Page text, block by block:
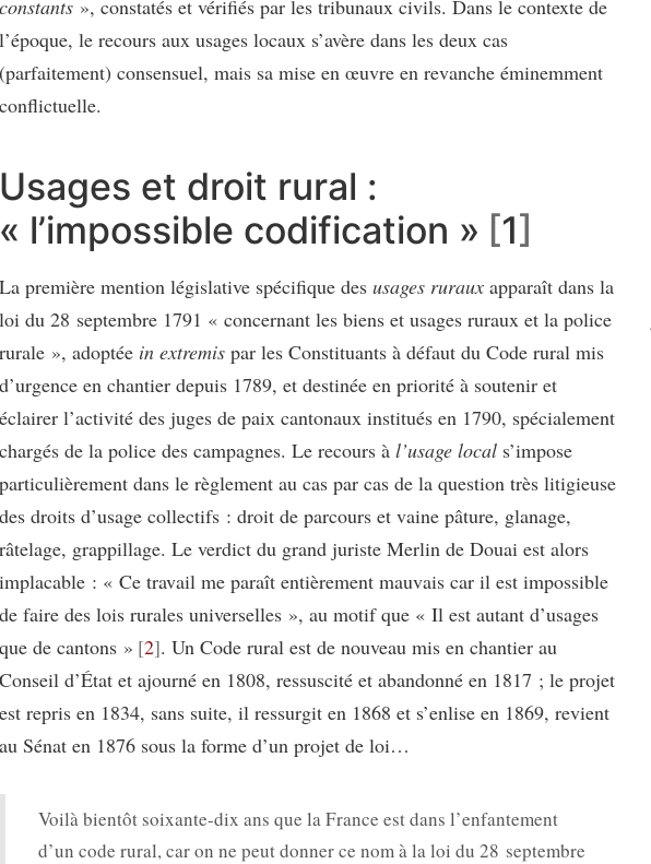
constants », constatés et vérifiés par les tribunaux civils. Dans le contexte de
l’époque, le recours aux usages locaux s’avère dans les deux cas
(parfaitement) consensuel, mais sa mise en œuvre en revanche éminemment
conflictuelle.
Usages et droit rural :
« l’impossible codification » 1
La première mention législative spécifique des usages ruraux apparaît dans la
loi du 28 septembre 1791 « concernant les biens et usages ruraux et la police
rurale », adoptée in extremis par les Constituants à défaut du Code rural mis
d’urgence en chantier depuis 1789, et destinée en priorité à soutenir et
éclairer l’activité des juges de paix cantonaux institués en 1790, spécialement
chargés de la police des campagnes. Le recours à l’usage local s’impose
particulièrement dans le règlement au cas par cas de la question très litigieuse
des droits d’usage collectifs : droit de parcours et vaine pâture, glanage,
râtelage, grappillage. Le verdict du grand juriste Merlin de Douai est alors
implacable : « Ce travail me paraît entièrement mauvais car il est impossible
de faire des lois rurales universelles », au motif que « Il est autant d’usages
que de cantons » 2 . Un Code rural est de nouveau mis en chantier au
Conseil d’État et ajourné en 1808, ressuscité et abandonné en 1817 ; le projet
est repris en 1834, sans suite, il ressurgit en 1868 et s’enlise en 1869, revient
au Sénat en 1876 sous la forme d’un projet de loi…
Voilà bientôt soixante-dix ans que la France est dans l’enfantement
d’un code rural, car on ne peut donner ce nom à la loi du 28 septembre